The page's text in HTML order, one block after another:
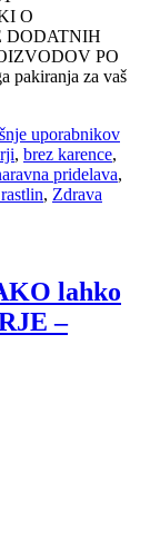
O
DODATNIH
PO
pakiranja za vaš
uporabnikov
, brez karence,
pridelava,
, Zdrava
lahko
–